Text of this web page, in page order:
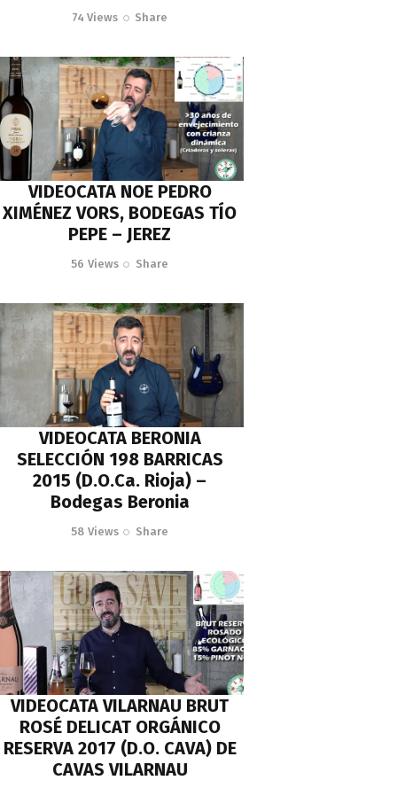
74 Views Share
VIDEOCATA NOE PEDRO
XIMÉNEZ VORS, BODEGAS TÍO
PEPE – JEREZ
56 Views Share
VIDEOCATA BERONIA
SELECCIÓN 198 BARRICAS
2015 (D.O.Ca. Rioja) –
Bodegas Beronia
58 Views Share
VIDEOCATA VILARNAU BRUT
ROSÉ DELICAT ORGÁNICO
RESERVA 2017 (D.O. CAVA) DE
CAVAS VILARNAU